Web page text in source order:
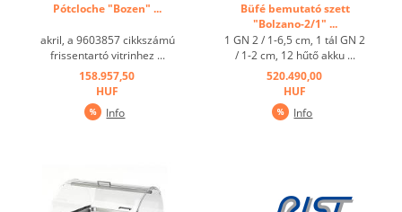
Pótcloche "Bozen" ...
akril, a 9603857 cikkszámú
frissentartó vitrinhez ...
158.957,50
HUF
Info
Büfé bemutató szett
"Bolzano-2/1" ...
1 GN 2 / 1-6,5 cm, 1 tál GN 2
/ 1-2 cm, 12 hűtő akku ...
520.490,00
HUF
Info